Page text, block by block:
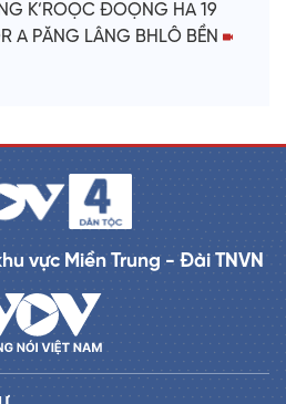
K’ROỌC ĐOỌNG HA 19
A PĂNG LÂNG BHLÔ BỀN
vực Miền Trung - Đài TNVN